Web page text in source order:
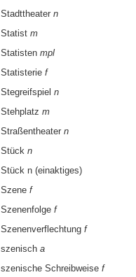
Stadttheater n
Statist m
Statisten mpl
Statisterie f
Stegreifspiel n
Stehplatz m
Straßentheater n
Stück n
Stück n (einaktiges)
Szene f
Szenenfolge f
Szenenverflechtung f
szenisch a
szenische Schreibweise f